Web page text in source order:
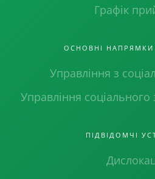
Графік
ОСНОВНІ НАПРЯМКИ
Управління з
Управління соціального
ПІДВІДОМЧІ